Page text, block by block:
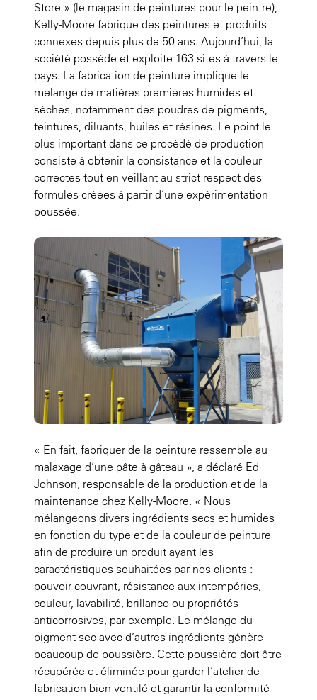
Store » (le magasin de peintures pour le peintre),
Kelly-Moore fabrique des peintures et produits
connexes depuis plus de 50 ans. Aujourd’hui, la
société possède et exploite 163 sites à travers le
pays. La fabrication de peinture implique le
mélange de matières premières humides et
sèches, notamment des poudres de pigments,
teintures, diluants, huiles et résines. Le point le
plus important dans ce procédé de production
consiste à obtenir la consistance et la couleur
correctes tout en veillant au strict respect des
formules créées à partir d’une expérimentation
poussée.
« En fait, fabriquer de la peinture ressemble au
malaxage d’une pâte à gâteau », a déclaré Ed
Johnson, responsable de la production et de la
maintenance chez Kelly-Moore. « Nous
mélangeons divers ingrédients secs et humides
en fonction du type et de la couleur de peinture
afin de produire un produit ayant les
caractéristiques souhaitées par nos clients :
pouvoir couvrant, résistance aux intempéries,
couleur, lavabilité, brillance ou propriétés
anticorrosives, par exemple. Le mélange du
pigment sec avec d’autres ingrédients génère
beaucoup de poussière. Cette poussière doit être
récupérée et éliminée pour garder l’atelier de
fabrication bien ventilé et garantir la conformité